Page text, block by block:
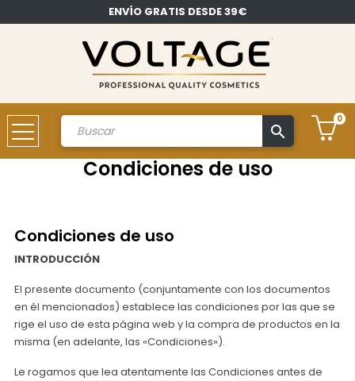
ENVÍO GRATIS DESDE 39€
search
0
Cuenta
Condiciones de uso
Condiciones de uso
INTRODUCCIÓN
El presente documento (conjuntamente con los documentos
en él mencionados) establece las condiciones por las que se
rige el uso de esta página web y la compra de productos en la
misma (en adelante, las «Condiciones»).
Le rogamos que lea atentamente las Condiciones antes de